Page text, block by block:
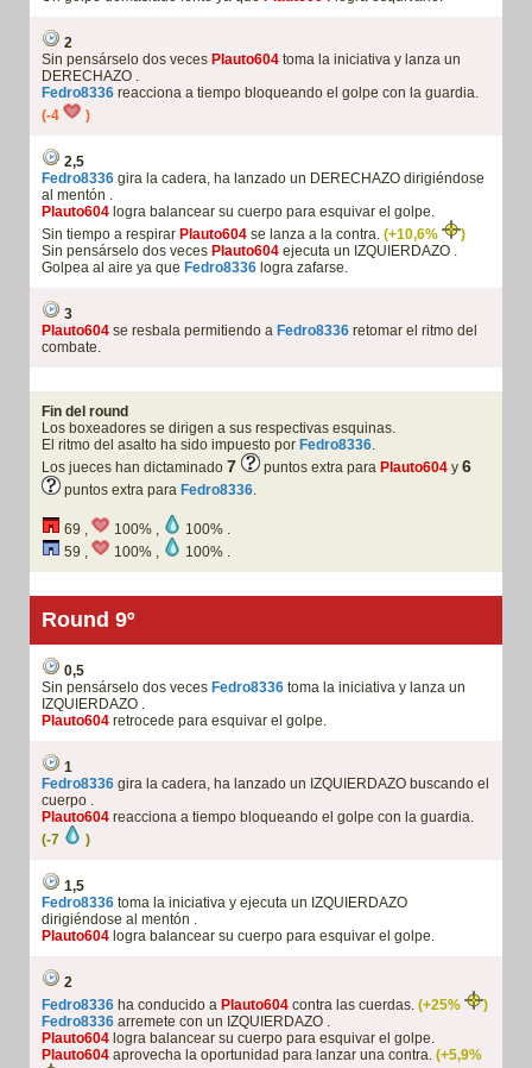
2
Sin pensárselo dos veces Plauto604 toma la iniciativa y lanza un
DERECHAZO .
Fedro8336 reacciona a tiempo bloqueando el golpe con la guardia.
(-4
)
2,5
Fedro8336 gira la cadera, ha lanzado un DERECHAZO dirigiéndose
al mentón .
Plauto604 logra balancear su cuerpo para esquivar el golpe.
Sin tiempo a respirar Plauto604 se lanza a la contra. (+10,6%
)
Sin pensárselo dos veces Plauto604 ejecuta un IZQUIERDAZO .
Golpea al aire ya que Fedro8336 logra zafarse.
3
Plauto604 se resbala permitiendo a Fedro8336 retomar el ritmo del
combate.
Fin del round
Los boxeadores se dirigen a sus respectivas esquinas.
El ritmo del asalto ha sido impuesto por Fedro8336.
Los jueces han dictaminado 7 puntos extra para Plauto604 y 6
puntos extra para Fedro8336.
69 , 100% ,
100% .
59 ,
100% , 100% .
Round 9º
0,5
Sin pensárselo dos veces Fedro8336 toma la iniciativa y lanza un
IZQUIERDAZO .
Plauto604 retrocede para esquivar el golpe.
1
Fedro8336 gira la cadera, ha lanzado un IZQUIERDAZO buscando el
cuerpo .
Plauto604 reacciona a tiempo bloqueando el golpe con la guardia.
(-7
)
1,5
Fedro8336 toma la iniciativa y ejecuta un IZQUIERDAZO
dirigiéndose al mentón .
Plauto604 logra balancear su cuerpo para esquivar el golpe.
2
Fedro8336 ha conducido a Plauto604 contra las cuerdas. (+25%
)
Fedro8336 arremete con un IZQUIERDAZO .
Plauto604 logra balancear su cuerpo para esquivar el golpe.
Plauto604 aprovecha la oportunidad para lanzar una contra. (+5,9%